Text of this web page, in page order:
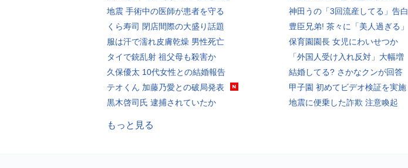
地震 手術中の医師が患者を守る
くら寿司 閉店間際の大盛り話題
服は汗で濡れ皮膚乾燥 男性死亡
タイで銃乱射 祖父母も殺害か
久保優太 10代女性との結婚報告
テオくん 加藤乃愛との破局発表
黒木啓司氏 逮捕されていたか
神田うの「3回流産してる」告白
豊臣兄弟! 茶々に「美人過ぎる」
保育園園長 女児にわいせつか
「外国人受け入れ反対」大幅増
結婚してる? さかなクンが回答
甲子園 初めてビデオ検証を実施
地震に便乗した詐欺 注意喚起
もっと見る